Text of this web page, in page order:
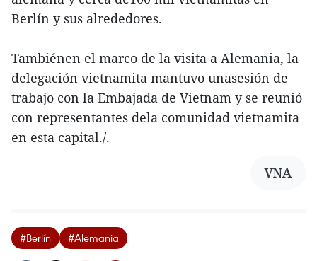
Berlín y sus alrededores.
Tambiénen el marco de la visita a Alemania, la
delegación vietnamita mantuvo unasesión de
trabajo con la Embajada de Vietnam y se reunió
con representantes dela comunidad vietnamita
en esta capital./.
VNA
#Berlín #Alemania